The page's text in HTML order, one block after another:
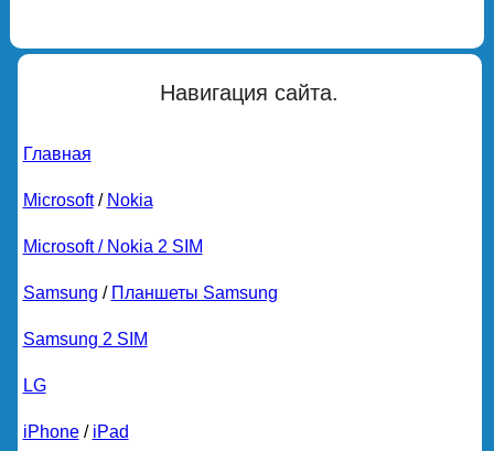
Навигация сайта.
Главная
Microsoft/ Nokia
Microsoft / Nokia 2 SIM
Samsung / Планшеты Samsung
Samsung 2 SIM
LG
iPhone/ iPad